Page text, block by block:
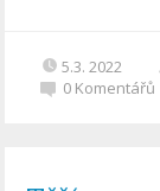
5.3. 2022
0 Komentářů